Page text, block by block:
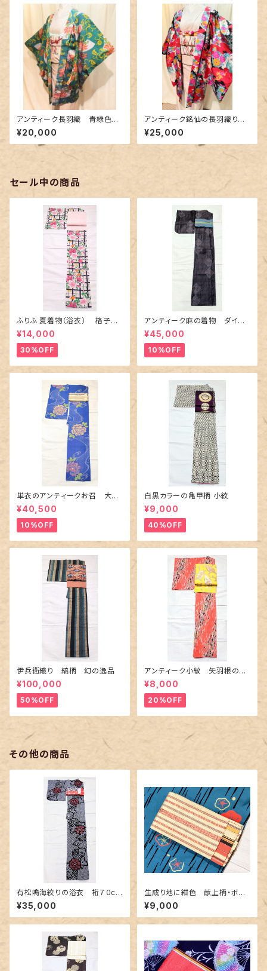
アンティーク長羽織 青緑色に
蔦唐草花柄〜銘仙〜
¥20,000
アンティーク銘仙の長羽織り～
カラフルな花柄に花緑青色の差
し色～
¥25,000
セール中の商品
ふりふ 夏着物（浴衣） 格子に
百合や秋草花
¥14,000
30%OFF
アンティーク麻の着物 ダイヤ
に市松柄の上布
¥45,000
10%OFF
単衣のアンティークお召 大輪
の薔薇柄柄
¥40,500
10%OFF
白黒カラーの亀甲柄 小紋
¥9,000
40%OFF
伊兵衛織り 縞柄 幻の逸品
¥100,000
50%OFF
アンティーク小紋 矢羽根の地
紋に短冊柄 裄６６cm
¥8,000
20%OFF
その他の商品
有松鳴海絞りの浴衣 裄７０cm
濃紺地に赤色の牡丹柄
¥35,000
生成り地に紺色 献上柄・ボー
ダー柄のリバーシブル 博多織
り半幅帯
¥9,000